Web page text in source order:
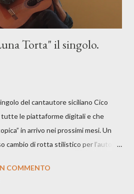
Torta" il singolo.
del cantautore siciliano Cico
tutte le piattaforme digitali e che
in arrivo nei prossimi mesi. Un
cambio di rotta stilistico per l’autore
e un’urgenza espressiva che
COMMENTO